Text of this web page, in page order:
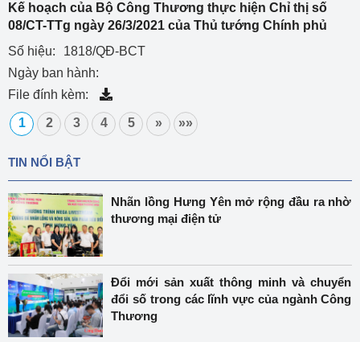
Kế hoạch của Bộ Công Thương thực hiện Chỉ thị số
08/CT-TTg ngày 26/3/2021 của Thủ tướng Chính phủ
Số hiệu:
1818/QĐ-BCT
Ngày ban hành:
File đính kèm:
1 2 3 4 5 » »»
TIN NỔI BẬT
Nhãn lồng Hưng Yên mở rộng đầu ra nhờ
thương mại điện tử
Đổi mới sản xuất thông minh và chuyển
đổi số trong các lĩnh vực của ngành Công
Thương